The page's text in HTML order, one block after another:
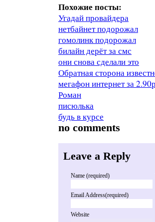
Похожие посты:
Угадай провайдера
нетбайнет подорожал
гомолинк подорожал
билайн дерёт за смс
они снова сделали это
Обратная сторона
мегафон интернет за
Роман
писюлька
будь в курсе
no comments
Leave a Reply
Name (required)
Email Address(required)
Website